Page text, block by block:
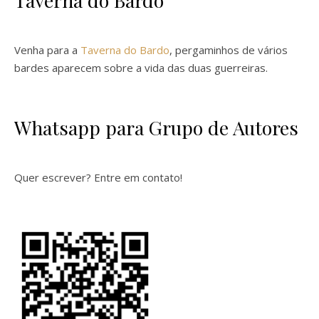
Venha para a Taverna do Bardo, pergaminhos de vários
bardes aparecem sobre a vida das duas guerreiras.
Whatsapp para Grupo de Autores
Quer escrever? Entre em contato!